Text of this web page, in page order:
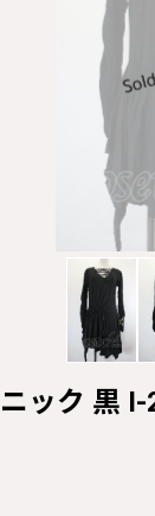
ック 黒